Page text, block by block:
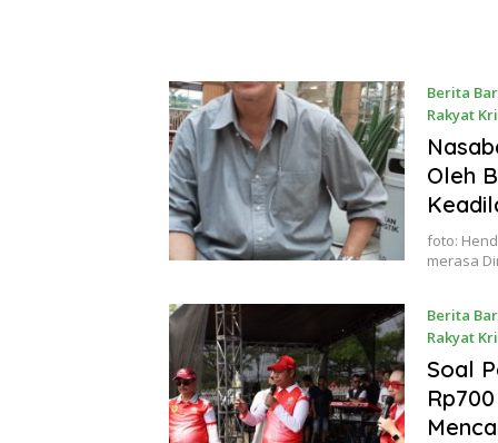
Berita
Rakyat
19
Oleh
foto:
merasa
Berita
Rakyat
13
Soal